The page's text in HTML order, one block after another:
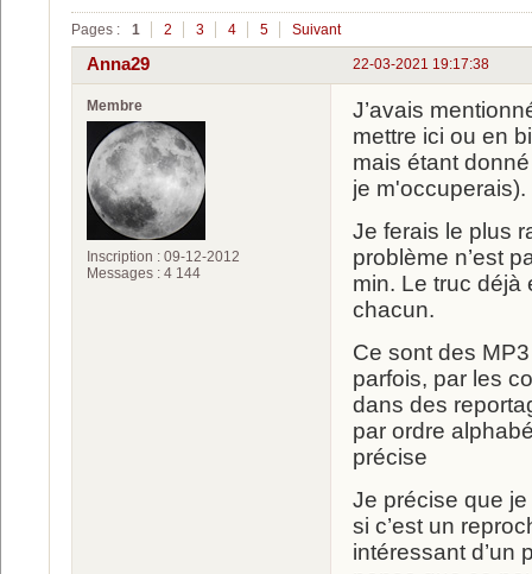
Pages : 1 2 3 4 5 Suivant
22-03-2021 19:17:38
Anna29
Membre
Inscription : 09-12-2012
Messages : 4 144
J’avais
mettre ici ou en
mais étant
je m'occuperais).
Je ferais le plus
problème n’est
min. Le truc déjà
chacun.
Ce sont des
parfois, par les
dans des
par ordre
précise
Je précise que
si c’est un
intéressant d’un